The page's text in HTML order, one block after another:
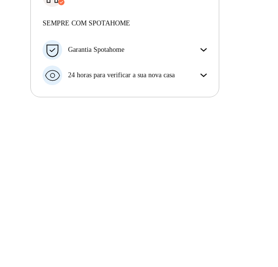
para uma experiência sem preocupações
Mais sobre este senhorio
SEMPRE COM SPOTAHOME
Garantia Spotahome
antecedência, nós iremos A) pagar um hotel e ajudá-
seu dinheiro na totalidade.
24 horas para verificar a sua nova casa